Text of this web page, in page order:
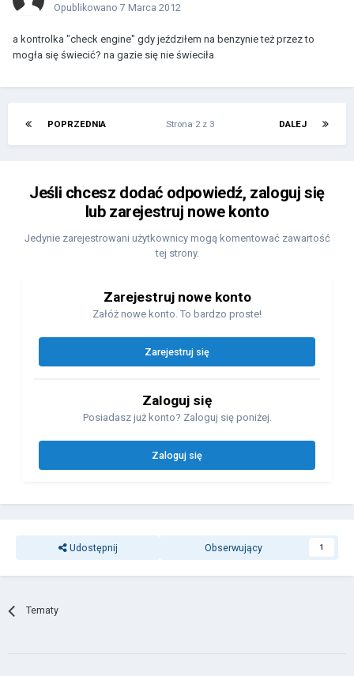
Opublikowano 7 Marca 2012
a kontrolka "check engine" gdy jeździłem na benzynie też przez to
mogła się świecić? na gazie się nie świeciła
POPRZEDNIA DALEJ
Strona 2 z 3
Jeśli chcesz dodać odpowiedź, zaloguj się
lub zarejestruj nowe konto
Jedynie zarejestrowani użytkownicy mogą komentować zawartość
tej strony.
Zarejestruj nowe konto
Załóż nowe konto. To bardzo proste!
Zarejestruj się
Zaloguj się
Posiadasz już konto? Zaloguj się poniżej.
Zaloguj się
Udostępnij Obserwujący 1
Tematy